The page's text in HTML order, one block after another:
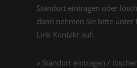
Standort eintragen oder
dann nehmen Sie bitte unter
Link Kontakt auf:
» Standort eintragen /